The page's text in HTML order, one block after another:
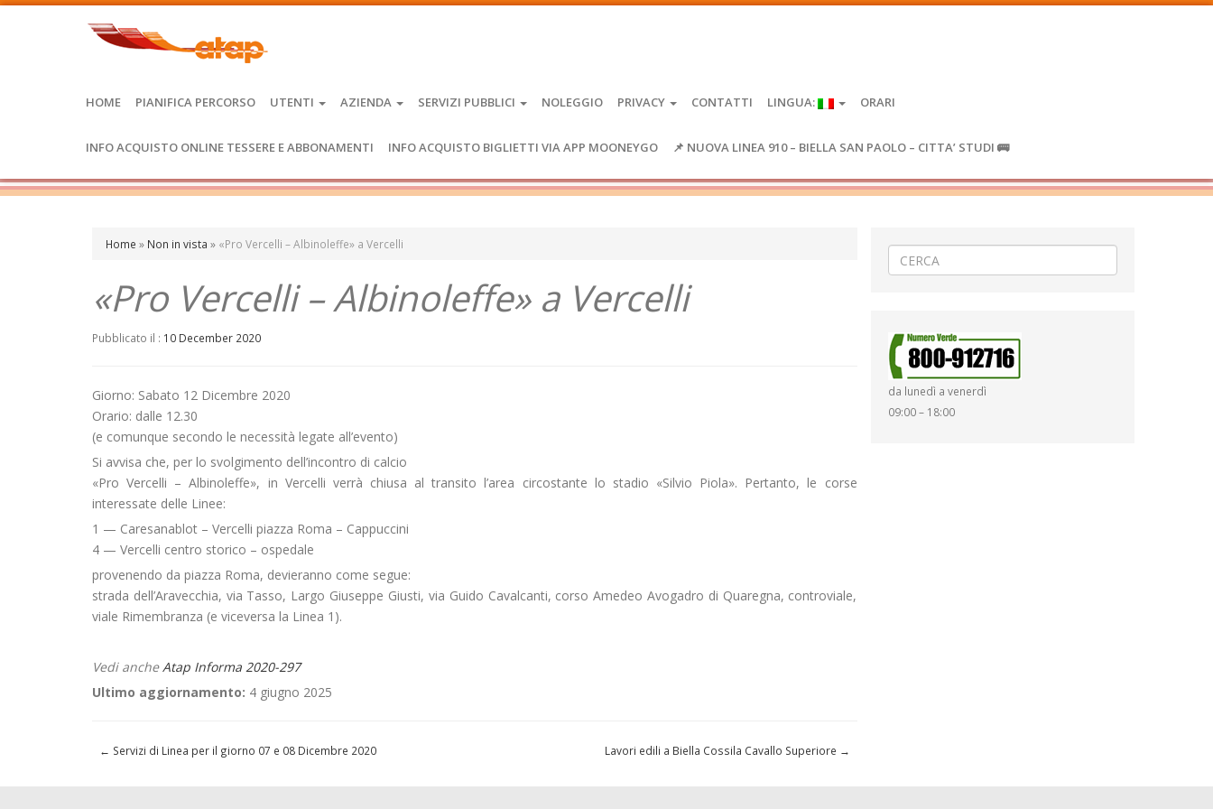
HOME PIANIFICA PERCORSO UTENTI AZIENDA SERVIZI PUBBLICI NOLEGGIO PRIVACY CONTATTI LINGUA: ORARI
INFO ACQUISTO ONLINE TESSERE E ABBONAMENTI INFO ACQUISTO BIGLIETTI VIA APP MOONEYGO 📌 NUOVA LINEA 910 – BIELLA SAN PAOLO – CITTA’ STUDI 🚌
Home » Non in vista » «Pro Vercelli – Albinoleffe» a Vercelli
«Pro Vercelli – Albinoleffe» a Vercelli
Pubblicato il : 10 December 2020
Giorno: Sabato 12 Dicembre 2020
Orario: dalle 12.30
(e comunque secondo le necessità legate all’evento)
Si avvisa che, per lo svolgimento dell’incontro di calcio
«Pro Vercelli – Albinoleffe», in Vercelli verrà chiusa al transito l’area circostante lo stadio «Silvio Piola». Pertanto, le corse
interessate delle Linee:
1 — Caresanablot – Vercelli piazza Roma – Cappuccini
4 — Vercelli centro storico – ospedale
provenendo da piazza Roma, devieranno come segue:
strada dell’Aravecchia, via Tasso, Largo Giuseppe Giusti, via Guido Cavalcanti, corso Amedeo Avogadro di Quaregna, controviale,
viale Rimembranza (e viceversa la Linea 1).
Vedi ancheAtap Informa 2020-297
Ultimo aggiornamento: 4 giugno 2025
← Servizi di Linea per il giorno 07 e 08 Dicembre 2020 Lavori edili a Biella Cossila Cavallo Superiore →
da lunedì a venerdì
09:00 – 18:00